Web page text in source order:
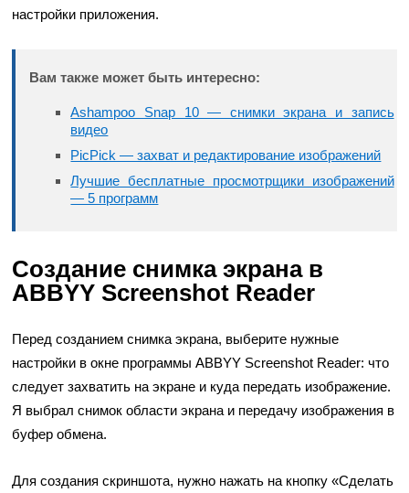
настройки приложения.
Вам также может быть интересно:
Ashampoo Snap 10 — снимки экрана и запись
видео
PicPick — захват и редактирование изображений
Лучшие бесплатные просмотрщики изображений
— 5 программ
Создание снимка экрана в
ABBYY Screenshot Reader
Перед созданием снимка экрана, выберите нужные
настройки в окне программы ABBYY Screenshot Reader: что
следует захватить на экране и куда передать изображение.
Я выбрал снимок области экрана и передачу изображения в
буфер обмена.
Для создания скриншота, нужно нажать на кнопку «Сделать